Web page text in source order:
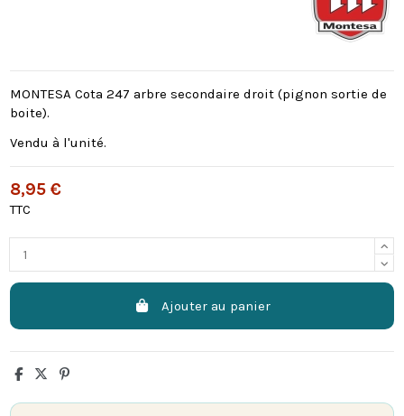
MONTESA Cota 247 arbre secondaire droit (pignon sortie de
boite).
Vendu à l'unité.
8,95 €
TTC
Ajouter au panier